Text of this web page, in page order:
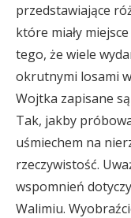
przedstawiające
które miały
tego, że wiele
okrutnymi losami
Wojtka zapisane
Tak, jakby
uśmiechem na
rzeczywistość.
wspomnień
Walimiu.